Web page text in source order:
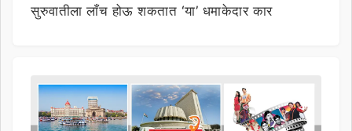
सुरुवातीला लाँच होऊ शकतात ‘या’ धमाकेदार कार